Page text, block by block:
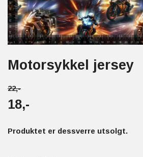
Motorsykkel jersey
22,-
18,-
Produktet er dessverre utsolgt.